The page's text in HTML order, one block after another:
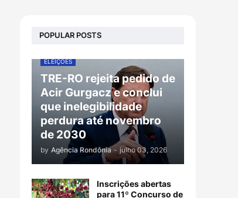
POPULAR POSTS
ELEIÇÕES
TRE-RO rejeita pedido de
Acir Gurgacz e conclui
que inelegibilidade
perdura até novembro
de 2030
by Agência Rondônia - julho 03, 2026
Inscrições abertas
para 11º Concurso de